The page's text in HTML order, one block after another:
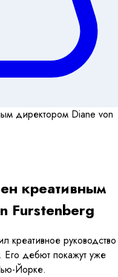
креативным
Furstenberg
креативное руководство
Его дебют покажут уже
Йорке.